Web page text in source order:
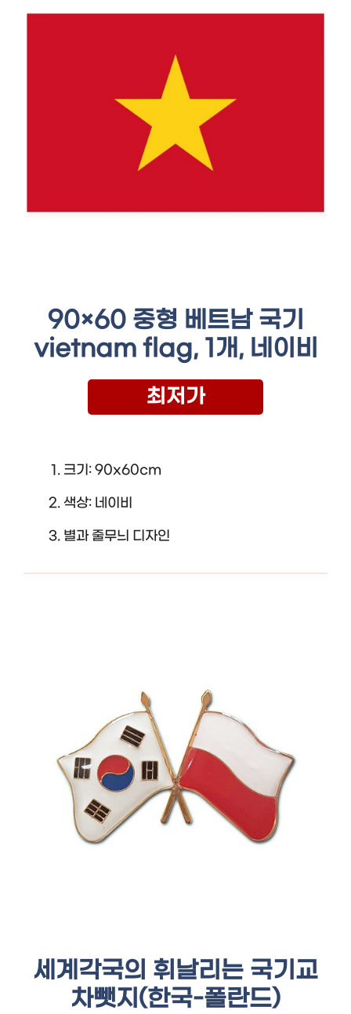
90×60 중형 베트남 국기
vietnam flag, 1개, 네이비
최저가
크기: 90x60cm
색상: 네이비
별과 줄무늬 디자인
세계각국의 휘날리는 국기교
차뺏지(한국-폴란드)